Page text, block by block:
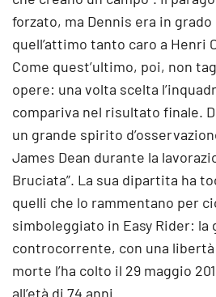
forzato, ma Dennis era in
quell’attimo tanto caro a Henri
Come quest’ultimo, poi, non
opere: una volta scelta
compariva nel risultato finale.
un grande spirito
James Dean durante la
Bruciata”. La sua dipartita ha
quelli che lo rammentano per
simboleggiato in Easy Rider: la
controcorrente, con una
morte l’ha colto il 29 maggio
all’età di 74 anni.